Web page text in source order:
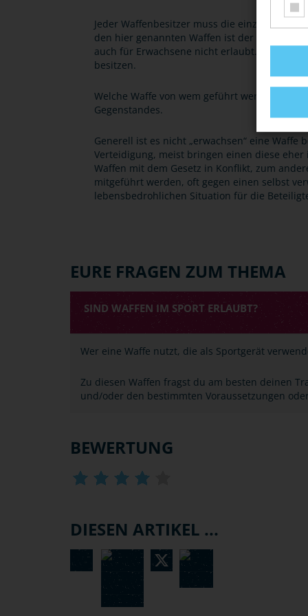
Jeder Waffenbesitzer muss die einzelnen
den hier genannten Waffen ist der Umgang
auch für Erwachsene nicht erlaubt. Das
besitzen.
Welche Waffe von wem geführt werden darf,
Gegenstandes.
Generell ist es nicht „erwachsen“ eine
Verteidigung, meist bringen einen diese
Waffen mit dem Gesetz in Konflikt, zum
mitgeführt werden, oft gegen einen selbst
lebensbedrohlichen Situation für die
EURE FRAGEN ZUM THEMA
SIND WAFFEN IM SPORT ERLAUBT?
Wer eine Waffe nutzt, die als Sportgerät
Zu diesen Waffen fragst du am besten deinen
und/oder den bestimmten Voraussetzungen
BEWERTUNG
DIESEN ARTIKEL ...